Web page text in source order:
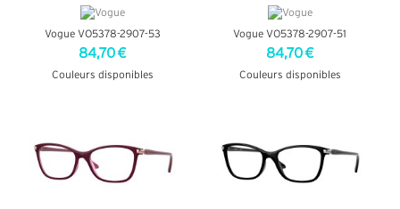
Vogue VO5378-2907-53
84,70 €
Couleurs disponibles
Vogue VO5378-2907-51
84,70 €
Couleurs disponibles